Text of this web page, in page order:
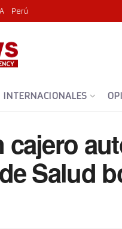
Perú
INTERNACIONALES
Salud